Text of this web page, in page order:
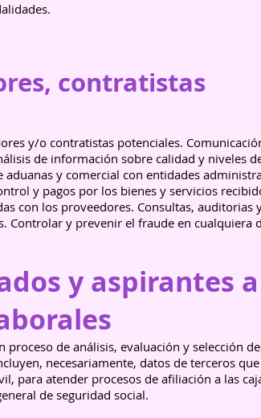
contratistas
y/o contratistas potenciales.
de información sobre calidad y niveles
y comercial con entidades
y pagos por los bienes y servicios
con los proveedores. Consultas, auditorias
Controlar y prevenir el fraude en cualquiera
y aspirantes
de análisis, evaluación y selección
necesariamente, datos de terceros
para atender procesos de afiliación a las
de seguridad social.